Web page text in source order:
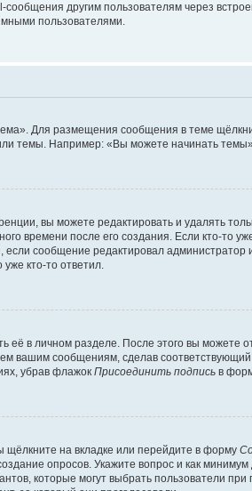
сообщения другим пользователям через
пользователями.
Для размещения сообщения в теме
темы. Например: «Вы можете начинать
вы можете редактировать и удалять
времени после его создания. Если кто-
сообщение редактировал
кто-то ответил.
в личном разделе. После этого вы можете
вашим сообщениям, сделав
убрав флажок Присоединить подпись в
на вкладке или перейдите в форму
опросов. Укажите вопрос и как
которые могут выбрать пользователи